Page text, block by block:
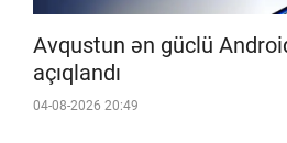
Avqustun ən güclü
açıqlandı
04-08-2026 20:49